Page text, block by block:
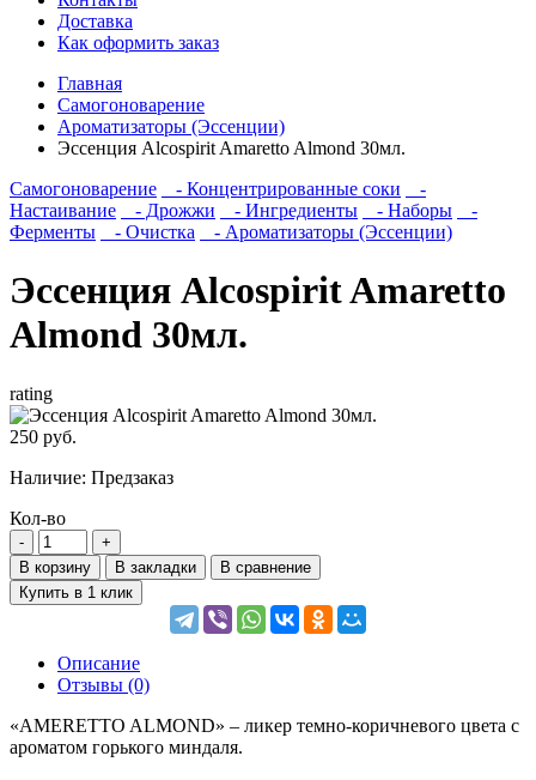
Доставка
Как оформить заказ
Главная
Самогоноварение
Ароматизаторы (Эссенции)
Эссенция Alcospirit Amaretto Almond 30мл.
Самогоноварение
- Концентрированные соки
-
Настаивание
- Дрожжи - Ингредиенты - Наборы
-
Ферменты
- Очистка - Ароматизаторы (Эссенции)
Эссенция Alcospirit Amaretto
Almond 30мл.
rating
250 руб.
Наличие: Предзаказ
Кол-во
В корзину В закладки
В сравнение
Купить в 1 клик
Описание
Отзывы (0)
«AMERETTO ALMOND» – ликер темно-коричневого цвета с
ароматом горького миндаля.